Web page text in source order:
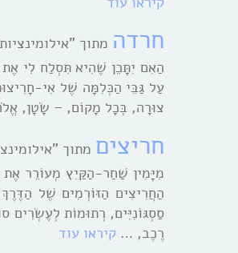
חרדה מתוך
הַאִם יִתָּכֵן שֶׁהִיא תִּסְלַח לִי
עַל גַּבֵּי הַכְּלִמָּה שֶׁל אִי-
צוּרָה, בְּכָל מָקוֹם, – שָֹטָן,
חריצים מתוך
מִיָּמִין שַׁחַר-הַקַּיִץ מְעוֹרֵר
הַחֲרִיצִים הַזּוֹרְמִים שֶׁל
סַסְגּוֹנִיִּים, רְתוּמוֹת לְעֶשְֹרִים
רֶכֶב, … קיראו עוד